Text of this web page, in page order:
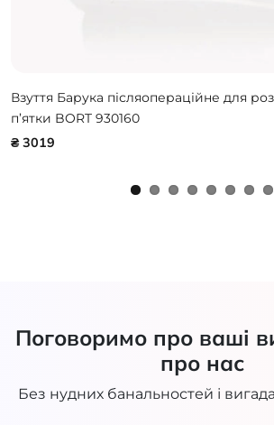
Взуття Барука післяопераційне для
п’ятки BORT 930160
₴ 3019
Поговоримо про ваші
про нас
Без нудних банальностей і